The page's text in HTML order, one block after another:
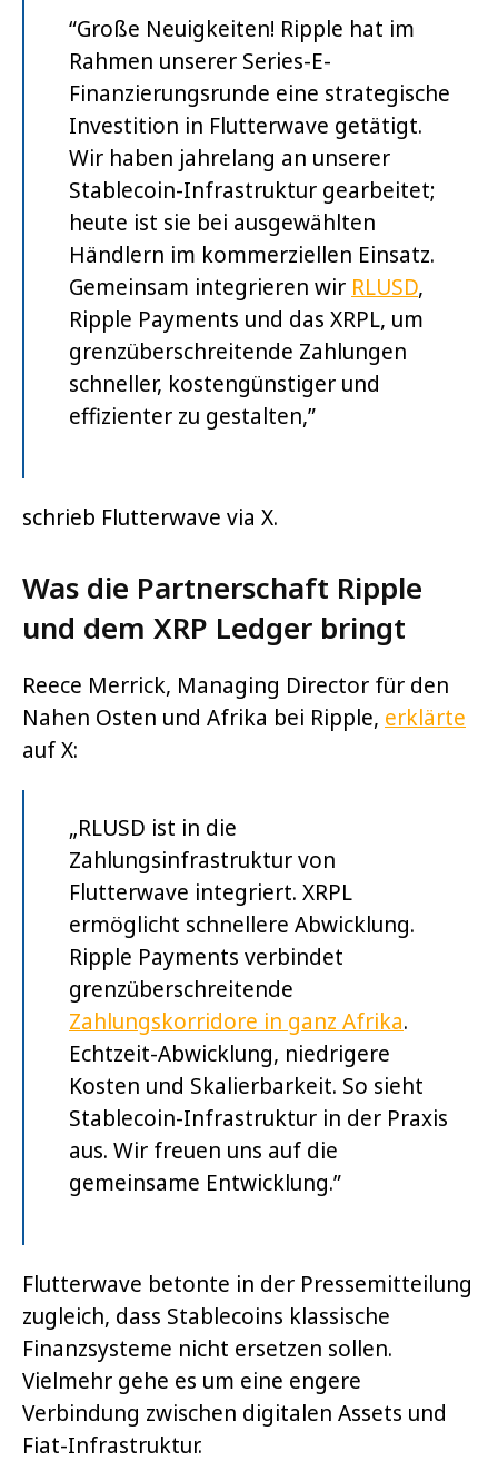
“Große Neuigkeiten! Ripple hat im
Rahmen unserer Series-E-
Finanzierungsrunde eine strategische
Investition in Flutterwave getätigt.
Wir haben jahrelang an unserer
Stablecoin-Infrastruktur gearbeitet;
heute ist sie bei ausgewählten
Händlern im kommerziellen Einsatz.
Gemeinsam integrieren wir RLUSD,
Ripple Payments und das XRPL, um
grenzüberschreitende Zahlungen
schneller, kostengünstiger und
effizienter zu gestalten,”
schrieb Flutterwave via X.
Was die Partnerschaft Ripple
und dem XRP Ledger bringt
Reece Merrick, Managing Director für den
Nahen Osten und Afrika bei Ripple, erklärte
auf X:
„RLUSD ist in die
Zahlungsinfrastruktur von
Flutterwave integriert. XRPL
ermöglicht schnellere Abwicklung.
Ripple Payments verbindet
grenzüberschreitende
Zahlungskorridore in ganz Afrika.
Echtzeit-Abwicklung, niedrigere
Kosten und Skalierbarkeit. So sieht
Stablecoin-Infrastruktur in der Praxis
aus. Wir freuen uns auf die
gemeinsame Entwicklung.”
Flutterwave betonte in der Pressemitteilung
zugleich, dass Stablecoins klassische
Finanzsysteme nicht ersetzen sollen.
Vielmehr gehe es um eine engere
Verbindung zwischen digitalen Assets und
Fiat-Infrastruktur.